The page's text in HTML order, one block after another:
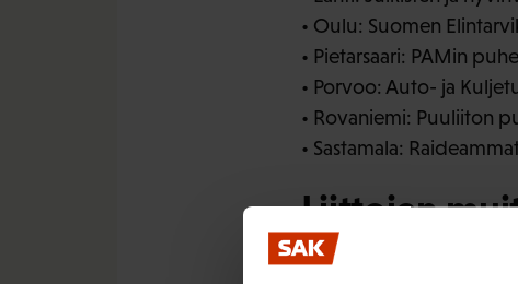
• Oulu: Suomen
• Pietarsaari: PAMin
• Porvoo: Auto- ja
• Rovaniemi: Puuliiton
• Sastamala:
Liittojen
• Kemijärvi: